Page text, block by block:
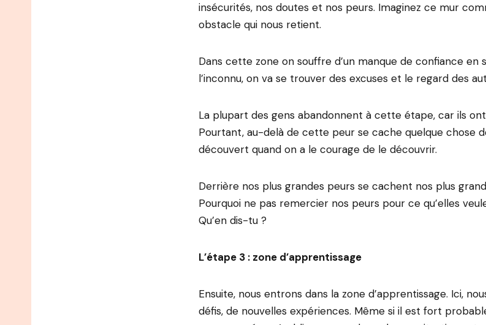
insécurités, nos doutes et nos peurs. Imaginez ce mur
obstacle qui nous retient.
Dans cette zone on souffre d’un manque de confiance en
l’inconnu, on va se trouver des excuses et le regard des
La plupart des gens abandonnent à cette étape, car ils ont
Pourtant, au-delà de cette peur se cache quelque chose
découvert quand on a le courage de le découvrir.
Derrière nos plus grandes peurs se cachent nos plus
Pourquoi ne pas remercier nos peurs pour ce qu’elles
Qu’en dis-tu ?
L’étape 3 : zone d’apprentissage
Ensuite, nous entrons dans la zone d’apprentissage. Ici,
défis, de nouvelles expériences. Même si il est fort